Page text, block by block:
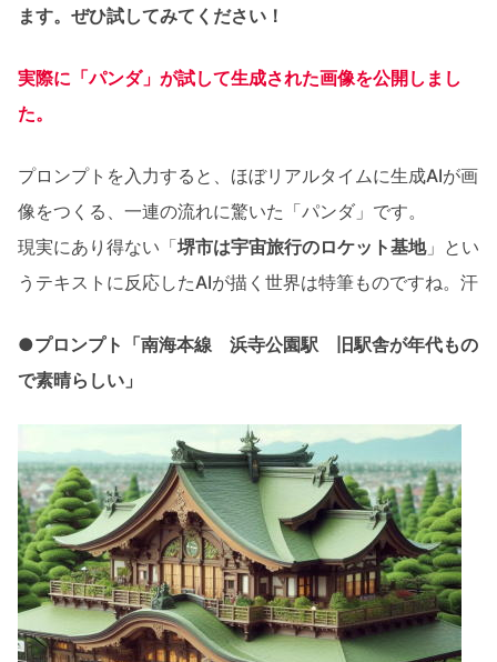
ます。ぜひ試してみてください！
実際に「パンダ」が試して生成された画像を公開しまし
た。
プロンプトを入力すると、ほぼリアルタイムに生成AIが画
像をつくる、一連の流れに驚いた「パンダ」です。
現実にあり得ない「堺市は宇宙旅行のロケット基地」とい
うテキストに反応したAIが描く世界は特筆ものですね。汗
●プロンプト「南海本線 浜寺公園駅 旧駅舎が年代もの
で素晴らしい」